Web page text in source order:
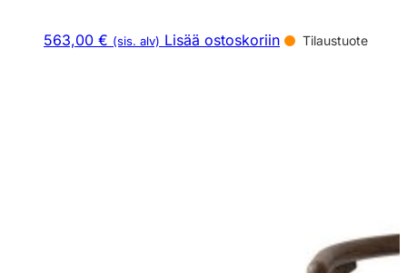
563,00 € (sis. alv) Lisää ostoskoriin Tilaustuote